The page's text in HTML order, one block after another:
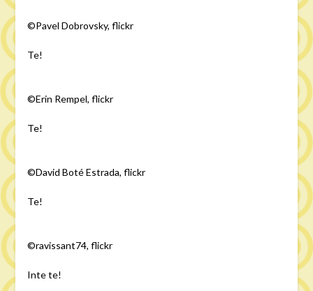
©Pavel Dobrovsky, flickr
Te!
©Erin Rempel, flickr
Te!
©David Boté Estrada, flickr
Te!
©ravissant74, flickr
Inte te!